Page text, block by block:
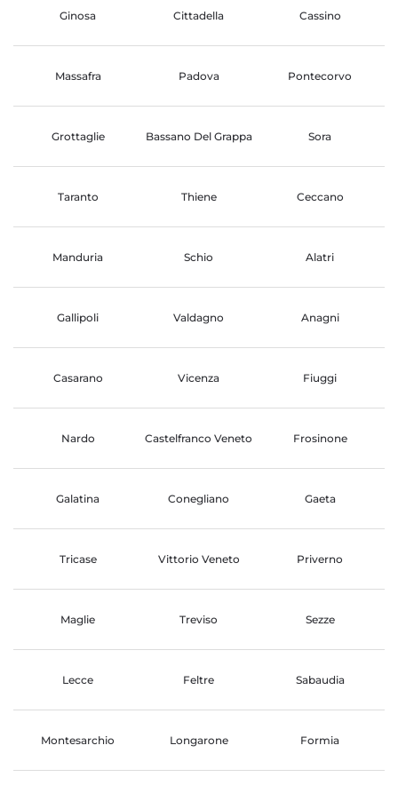
Ginosa Cittadella Cassino
Massafra Padova Pontecorvo
Grottaglie Bassano Del Grappa Sora
Taranto Thiene Ceccano
Manduria Schio Alatri
Gallipoli Valdagno Anagni
Casarano Vicenza Fiuggi
Nardo Castelfranco Veneto Frosinone
Galatina Conegliano Gaeta
Tricase Vittorio Veneto Priverno
Maglie Treviso Sezze
Lecce Feltre Sabaudia
Montesarchio Longarone Formia